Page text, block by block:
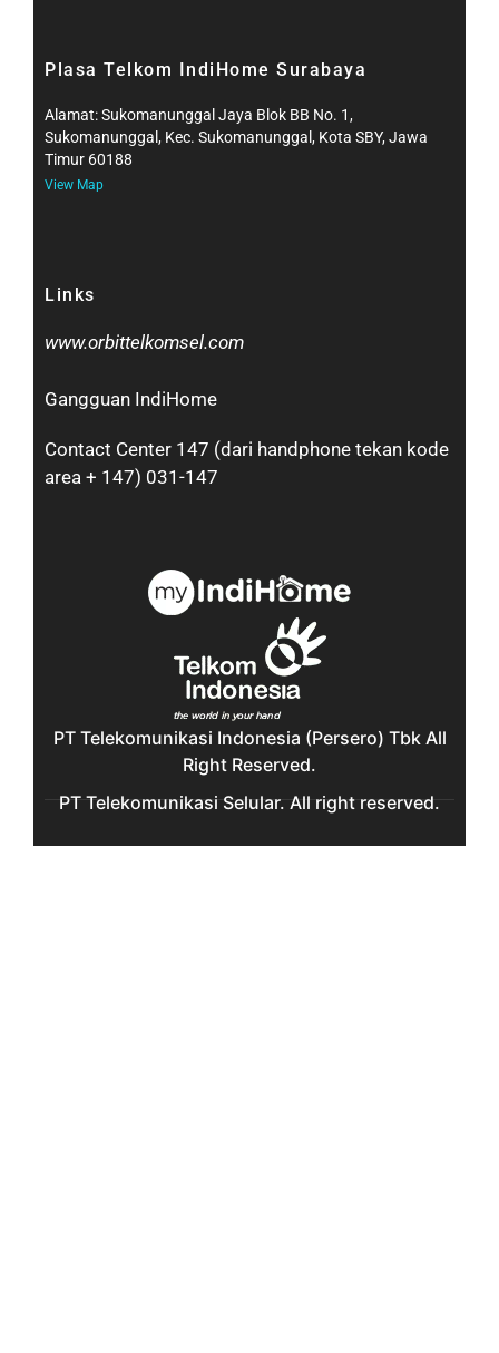
Plasa Telkom IndiHome Surabaya
Alamat: Sukomanunggal Jaya Blok BB No. 1,
Sukomanunggal, Kec. Sukomanunggal, Kota SBY, Jawa
Timur 60188
View Map
Links
www.orbittelkomsel.com
Gangguan IndiHome
Contact Center 147 (dari handphone tekan kode
area + 147) 031-147
PT Telekomunikasi Indonesia (Persero) Tbk All
Right Reserved.
PT Telekomunikasi Selular. All right reserved.